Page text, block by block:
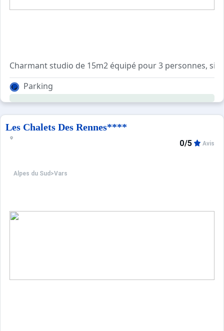
Charmant studio de 15m2 équipé pour 3 personnes,
Prestations en sus sur commande : location linge de lit
Tarifs préférentiels : cours de ski, matériel de ski,
Parking
Les Chalets Des Rennes****
Alpes du Sud >Vars
0/5 Avis